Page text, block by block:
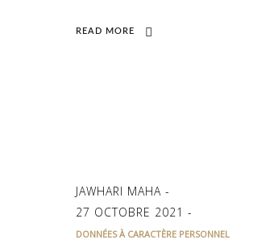
READ MORE
JAWHARI MAHA
27 OCTOBRE 2021
DONNÉES À CARACTÈRE PERSONNEL